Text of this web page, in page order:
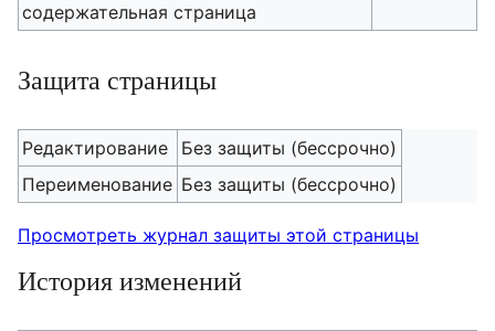
содержательная страница
Защита страницы
Редактирование
Без защиты (бессрочно)
Переименование Без защиты (бессрочно)
Просмотреть журнал защиты этой страницы
История изменений